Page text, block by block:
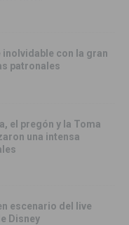
inolvidable con la gran
patronales
el pregón y la Toma
una intensa
escenario del live
Disney